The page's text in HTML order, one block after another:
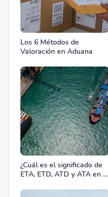
Los 6 Métodos de
Valoración en Aduana
¿Cuál es el significado de
ETA, ETD, ATD y ATA en el